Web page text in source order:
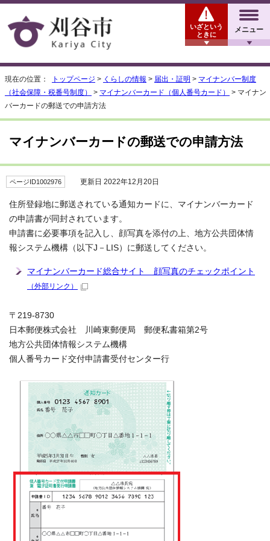
メニュー
いざという
ときに
現在の位置： トップページ > くらしの情報 > 届出・証明 > マイナンバー制度
（社会保障・税番号制度）
> マイナンバーカード（個人番号カード）
> マイナン
バーカードの郵送での申請方法
マイナンバーカードの郵送での申請方法
ページID1002976 更新日 2022年12月20日
住所登録地に郵送されている通知カードに、マイナンバーカード
の申請書が同封されています。
申請書に必要事項を記入し、顔写真を添付の上、地方公共団体情
報システム機構（以下J－LIS）に郵送してください。
マイナンバーカード総合サイト 顔写真のチェックポイント
（外部リンク）
〒219-8730
日本郵便株式会社 川崎東郵便局 郵便私書箱第2号
地方公共団体情報システム機構
個人番号カード交付申請書受付センター行